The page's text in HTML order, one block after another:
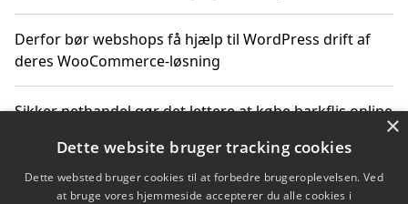
Derfor bør webshops få hjælp til WordPress drift af
deres WooCommerce-løsning
Sikker nethandel gør det lettere at købe barkflis online
Ting du bør vide før du vælger webbureau i Aarhus
×
Dette website bruger tracking cookies
Dette websted bruger cookies til at forbedre brugeroplevelsen. Ved
at bruge vores hjemmeside accepterer du alle cookies i